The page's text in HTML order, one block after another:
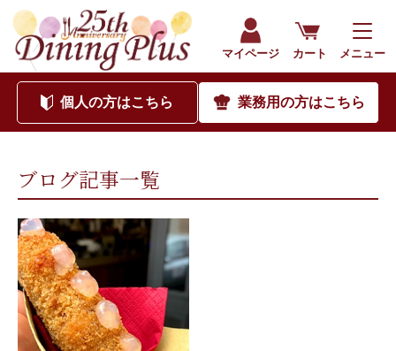
マイページ カート メニュー
個人の方はこちら 業務用の方はこちら
ブログ記事一覧